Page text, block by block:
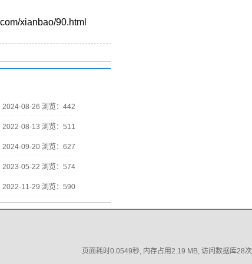
xianbao/90.html
2024-08-26 浏览：442
2022-08-13 浏览：511
2024-09-20 浏览：627
2023-05-22 浏览：574
2022-11-29 浏览：590
页面耗时0.0549秒, 内存占用2.19 MB, 访问数据库28次